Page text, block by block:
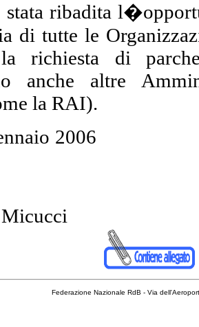
ribadita
di tutte le
la richiesta di
anche altre
la RAI).
18
Federazione Nazionale RdB - Via